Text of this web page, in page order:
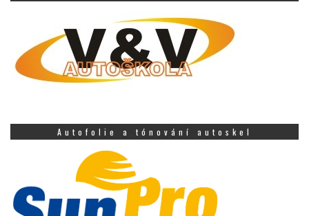
Autofolie a tónování autoskel